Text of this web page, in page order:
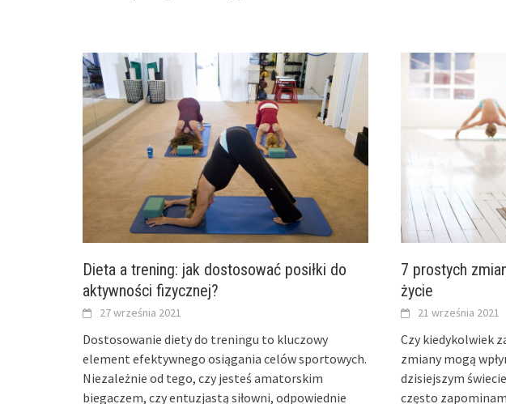
Dieta a trening: jak dostosować posiłki do
aktywności fizycznej?
27 września 2021
Dostosowanie diety do treningu to kluczowy
element efektywnego osiągania celów sportowych.
Niezależnie od tego, czy jesteś amatorskim
biegaczem, czy entuzjastą siłowni, odpowiednie
7 prostych
życie
21 września 2021
Czy kiedykolwiek
zmiany mogą
dzisiejszym
często